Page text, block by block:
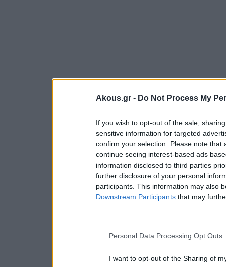
Akous.gr - Do Not Process My
If you wish to opt-out of the sale,
sensitive information for targeted
confirm your selection. Please note
continue seeing interest-based ads
information disclosed to third parties
further disclosure of your personal
participants. This information may also
Downstream Participants that may
Personal Data Processing Opt Outs
I want to opt-out of the Sharing of